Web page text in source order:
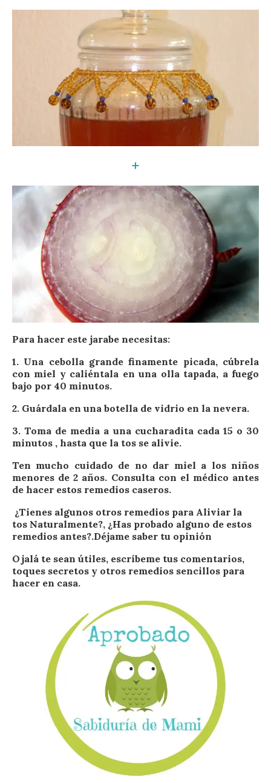
+
Para hacer este jarabe necesitas:
1. Una cebolla grande finamente picada, cúbrela
con miel y caliéntala en una olla tapada, a fuego
bajo por 40 minutos.
2. Guárdala en una botella de vidrio en la nevera.
3. Toma de media a una cucharadita cada 15 o 30
minutos , hasta que la tos se alivie.
Ten mucho cuidado de no dar miel a los niños
menores de 2 años. Consulta con el médico antes
de hacer estos remedios caseros.
¿Tienes algunos otros remedios para Aliviar la
tos Naturalmente?, ¿Has probado alguno de estos
remedios antes?.Déjame saber tu opinión
Ojalá te sean útiles, escríbeme tus comentarios,
toques secretos y otros remedios sencillos para
hacer en casa.